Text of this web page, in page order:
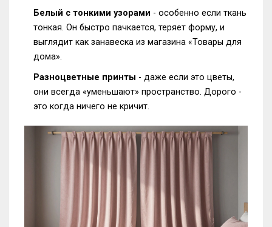
Белый с тонкими узорами - особенно если ткань
тонкая. Он быстро пачкается, теряет форму, и
выглядит как занавеска из магазина «Товары для
дома».
Разноцветные принты - даже если это цветы,
они всегда «уменьшают» пространство. Дорого -
это когда ничего не кричит.